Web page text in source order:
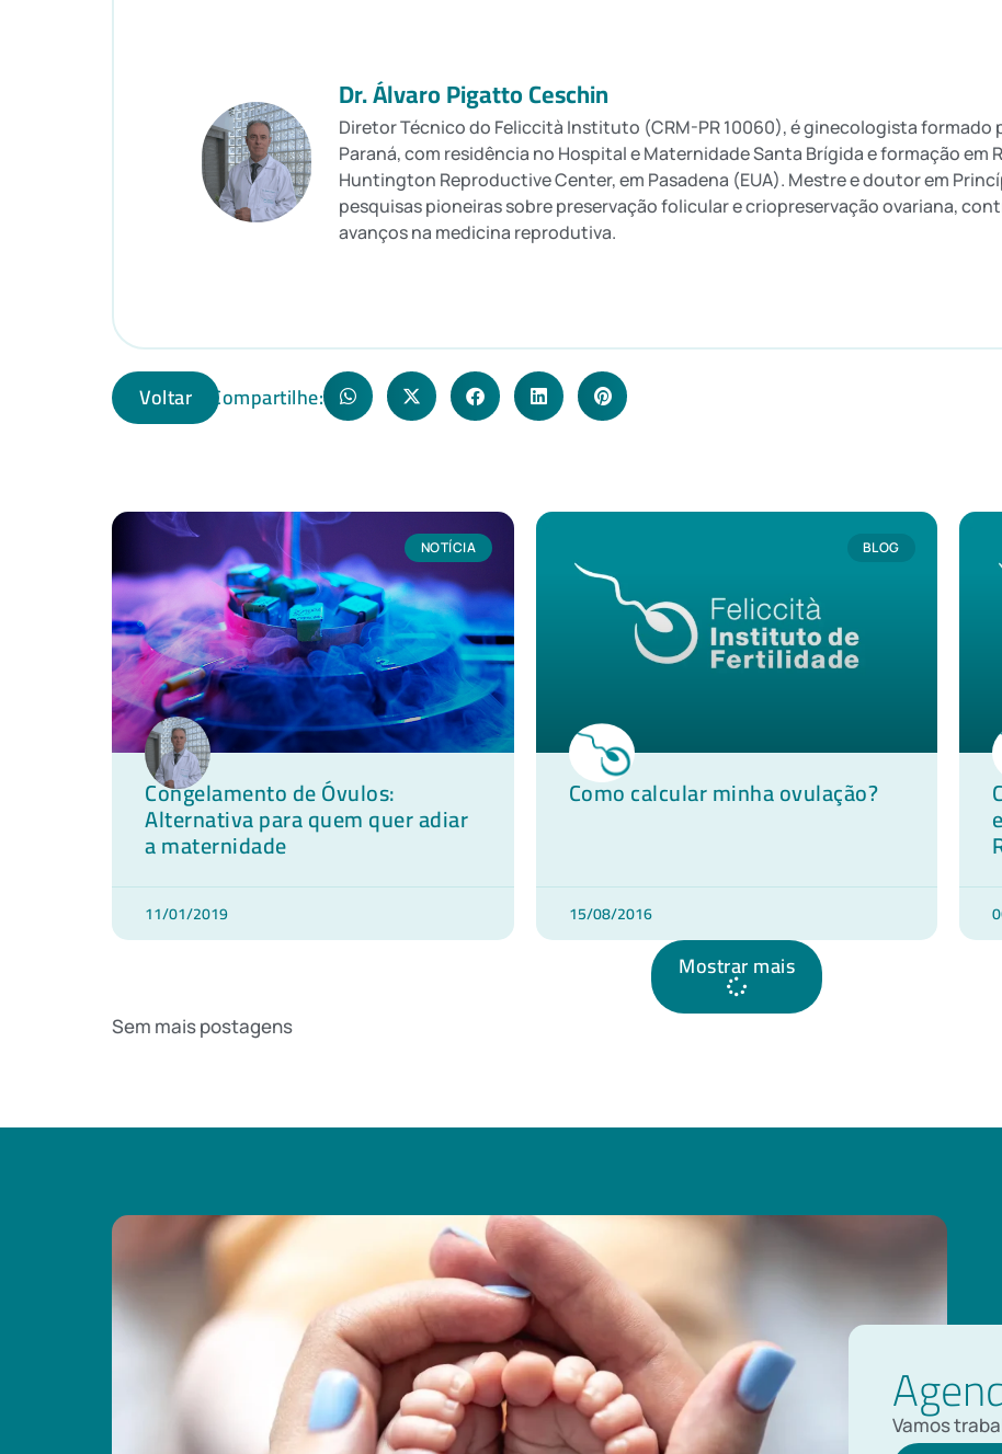
Dr. Álvaro Pigatto Ceschin
Diretor Técnico do Feliccità Instituto (CRM-PR 10060), é ginecologista formado
Paraná, com residência no Hospital e Maternidade Santa Brígida e formação em
Huntington Reproductive Center, em Pasadena (EUA). Mestre e doutor em
pesquisas pioneiras sobre preservação folicular e criopreservação ovariana,
avanços na medicina reprodutiva.
Voltar Compartilhe:
NOTÍCIA
Congelamento de Óvulos:
Alternativa para quem quer adiar
a maternidade
11/01/2019
BLOG
Como calcular minha ovulação?
15/08/2016
Mostrar mais
Sem mais postagens
Vamos